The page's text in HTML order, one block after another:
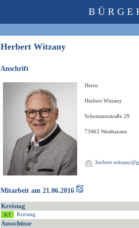
Herbert Witzany
Anschrift
Herrn
Herbert Witzany
Schumannstraße 29
73463 Westhausen
Mitarbeit am 21.06.2016
Kreistag
Kreistag
Ausschüsse